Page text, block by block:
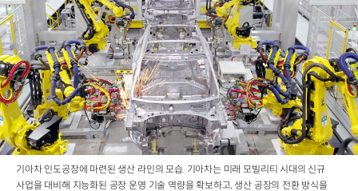
기아차 인도공장에 마련된 생산 라인의 모습. 기아차는 미래 모빌리티 시대의 신규
사업을 대비해 지능화된 공장 운영 기술 역량을 확보하고, 생산 공장의 전환 방식을